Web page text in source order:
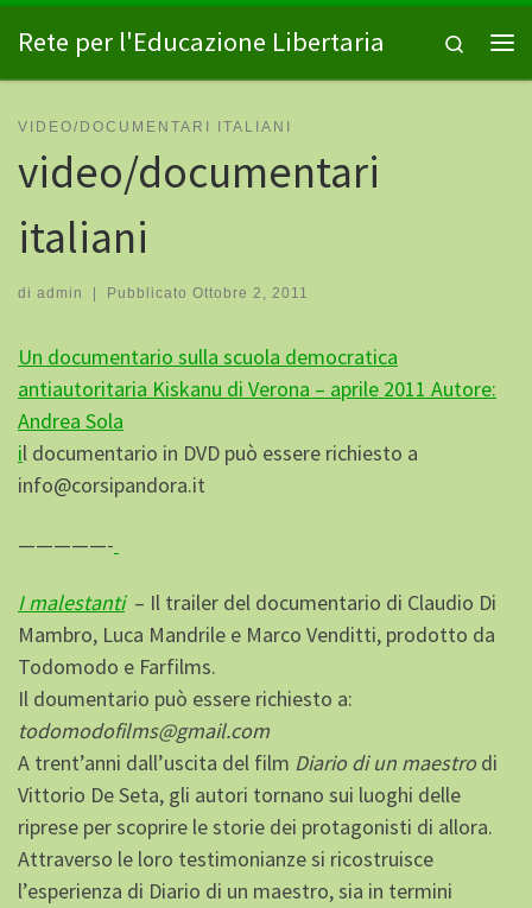
Passa al contenuto
Rete per l'Educazione Libertaria
Search
VIDEO/DOCUMENTARI ITALIANI
video/documentari
italiani
di admin Pubblicato Ottobre 2, 2011
Un documentario sulla scuola democratica
antiautoritaria Kiskanu di Verona – aprile 2011 Autore:
Andrea Sola
il documentario in DVD può essere richiesto a
info@corsipandora.it
—————-
I malestanti– Il trailer del documentario di Claudio Di
Mambro, Luca Mandrile e Marco Venditti, prodotto da
Todomodo e Farfilms.
Il doumentario può essere richiesto a:
todomodofilms@gmail.com
A trent’anni dall’uscita del film Diario di un maestrodi
Vittorio De Seta, gli autori tornano sui luoghi delle
riprese per scoprire le storie dei protagonisti di allora.
Attraverso le loro testimonianze si ricostruisce
l’esperienza di Diario di un maestro, sia in termini